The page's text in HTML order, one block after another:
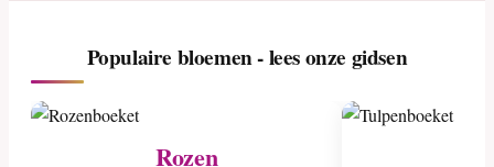
Populaire bloemen - lees onze gidsen
Rozen